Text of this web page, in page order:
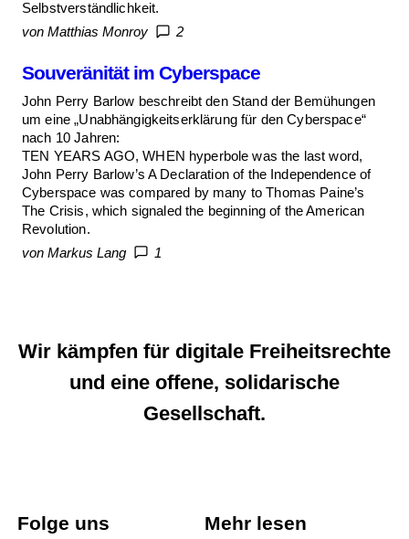
Selbstverständlichkeit.
von Matthias Monroy
2
Souveränität im Cyberspace
John Perry Barlow beschreibt den Stand der Bemühungen
um eine „Unabhängigkeitserklärung für den Cyberspace“
nach 10 Jahren:
TEN YEARS AGO, WHEN hyperbole was the last word,
John Perry Barlow’s A Declaration of the Independence of
Cyberspace was compared by many to Thomas Paine’s
The Crisis, which signaled the beginning of the American
Revolution.
von Markus Lang
1
Wir kämpfen für digitale Freiheitsrechte
und eine offene, solidarische
Gesellschaft.
Folge uns Mehr lesen